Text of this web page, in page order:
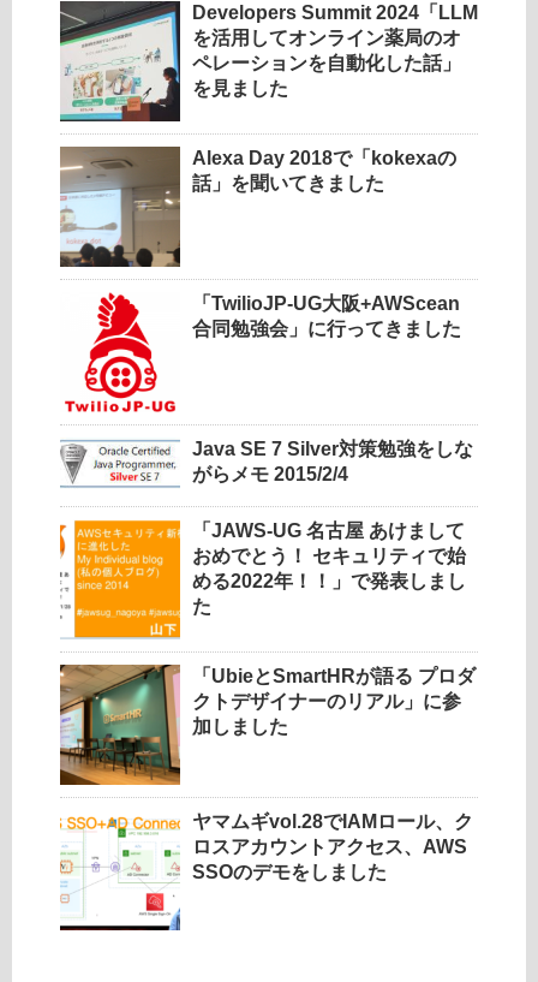
Developers Summit 2024「LLM
を活用してオンライン薬局のオ
ペレーションを自動化した話」
を見ました
Alexa Day 2018で「kokexaの
話」を聞いてきました
「TwilioJP-UG大阪+AWScean
合同勉強会」に行ってきました
Java SE 7 Silver対策勉強をしな
がらメモ 2015/2/4
「JAWS-UG 名古屋 あけまして
おめでとう！ セキュリティで始
める2022年！！」で発表しまし
た
「UbieとSmartHRが語る プロダ
クトデザイナーのリアル」に参
加しました
ヤマムギvol.28でIAMロール、ク
ロスアカウントアクセス、AWS
SSOのデモをしました